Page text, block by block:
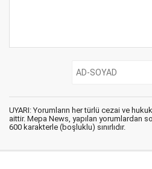
UYARI: Yorumların her türlü cezai ve
aittir. Mepa News, yapılan yorumlardan
600 karakterle (boşluklu) sınırlıdır.